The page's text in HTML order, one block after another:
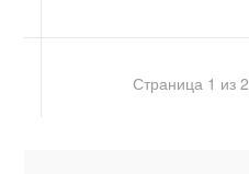
Страница 1 из 2